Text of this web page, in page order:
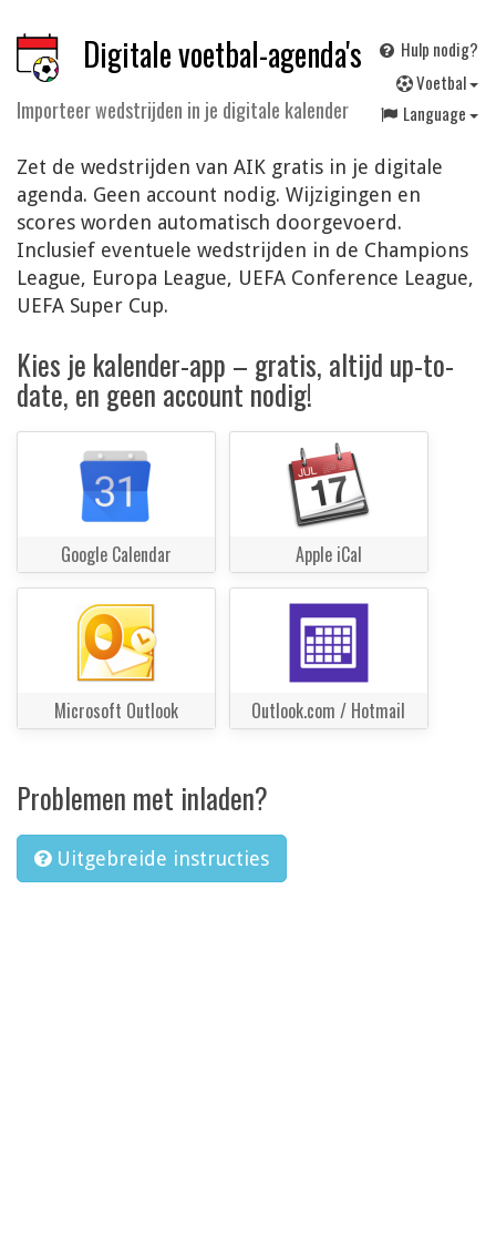
Digitale voetbal-agenda's
Importeer wedstrijden in je digitale kalender
Hulp nodig?
Voetbal
Language
Zet de wedstrijden van AIK gratis in je digitale
agenda. Geen account nodig. Wijzigingen en
scores worden automatisch doorgevoerd.
Inclusief eventuele wedstrijden in de Champions
League, Europa League, UEFA Conference League,
UEFA Super Cup.
Kies je kalender-app – gratis, altijd up-to-
date, en geen account nodig!
Google Calendar Apple iCal
Microsoft Outlook Outlook.com / Hotmail
Problemen met inladen?
Uitgebreide instructies